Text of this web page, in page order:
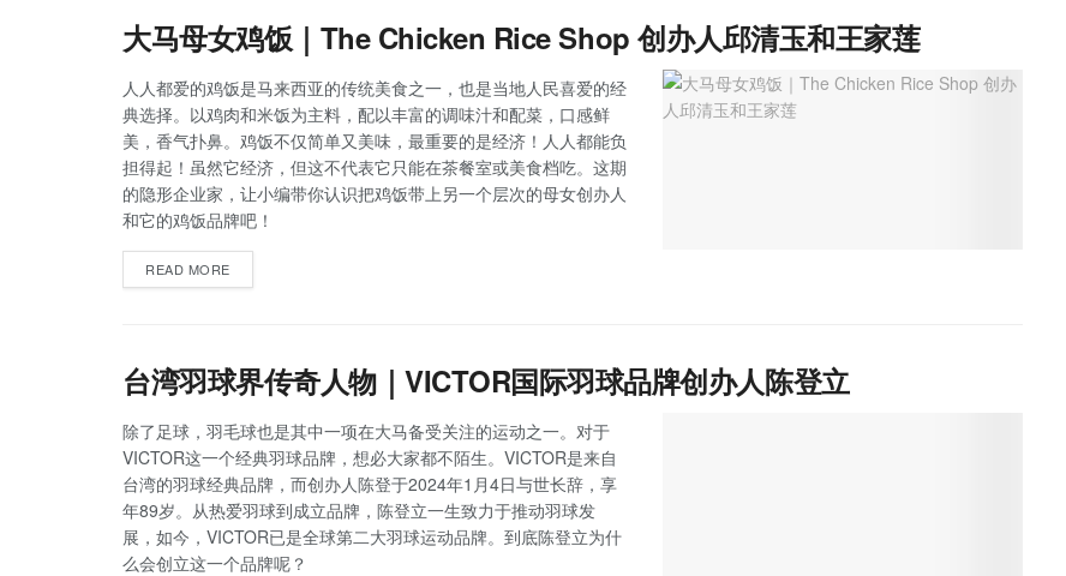
大马母女鸡饭｜The Chicken Rice Shop 创办人邱清玉和王家莲
人人都爱的鸡饭是马来西亚的传统美食之一，也是当地人民喜爱的经
典选择。以鸡肉和米饭为主料，配以丰富的调味汁和配菜，口感鲜
美，香气扑鼻。鸡饭不仅简单又美味，最重要的是经济！人人都能负
担得起！虽然它经济，但这不代表它只能在茶餐室或美食档吃。这期
的隐形企业家，让小编带你认识把鸡饭带上另一个层次的母女创办人
和它的鸡饭品牌吧！
READ MORE
台湾羽球界传奇人物｜VICTOR国际羽球品牌创办人陈登立
除了足球，羽毛球也是其中一项在大马备受关注的运动之一。对于
VICTOR这一个经典羽球品牌，想必大家都不陌生。VICTOR是来自
台湾的羽球经典品牌，而创办人陈登于2024年1月4日与世长辞，享
年89岁。从热爱羽球到成立品牌，陈登立一生致力于推动羽球发
展，如今，VICTOR已是全球第二大羽球运动品牌。到底陈登立为什
么会创立这一个品牌呢？